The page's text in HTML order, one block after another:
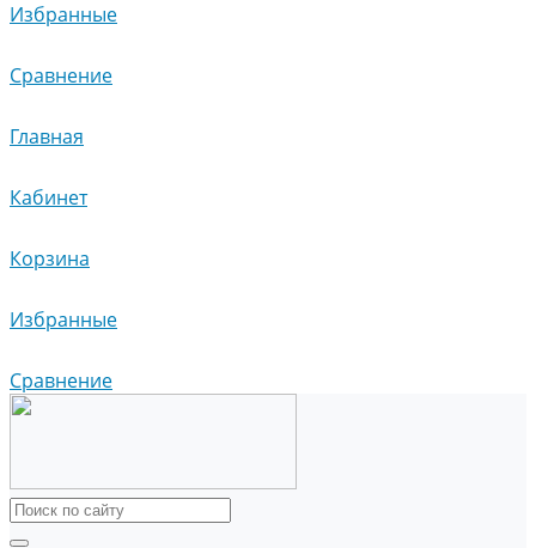
Избранные
Сравнение
Главная
Кабинет
Корзина
Избранные
Сравнение